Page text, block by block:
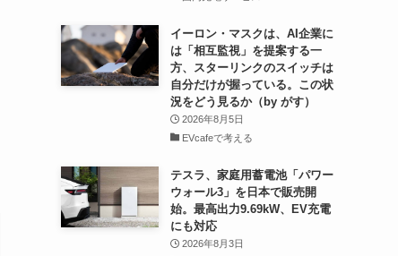
イーロン・マスクは、AI企業に
は「相互監視」を提案する一
方、スターリンクのスイッチは
自分だけが握っている。この状
況をどう見るか（by がす）
2026年8月5日
EVcafeで考える
テスラ、家庭用蓄電池「パワー
ウォール3」を日本で販売開
始。最高出力9.69kW、EV充電
にも対応
2026年8月3日